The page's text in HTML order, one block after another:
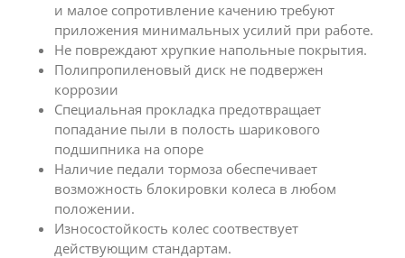
и малое сопротивление качению требуют
приложения минимальных усилий при работе.
Не повреждают хрупкие напольные покрытия.
Полипропиленовый диск не подвержен
коррозии
Специальная прокладка предотвращает
попадание пыли в полость шарикового
подшипника на опоре
Наличие педали тормоза обеспечивает
возможность блокировки колеса в любом
положении.
Износостойкость колес соотвествует
действующим стандартам.